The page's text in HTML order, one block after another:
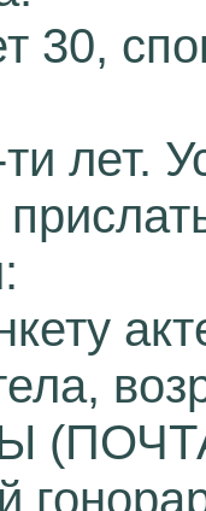
30,
лет.